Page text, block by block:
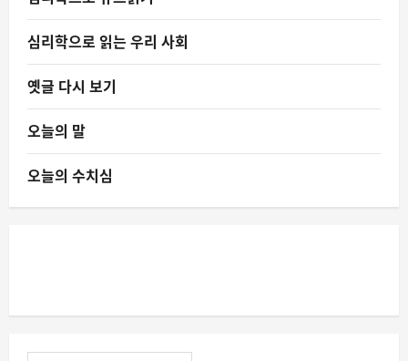
심리학으로 읽는 우리 사회
옛글 다시 보기
오늘의 말
오늘의 수치심